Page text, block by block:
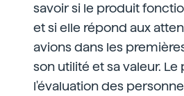
savoir si le produit
et si elle répond aux
avions dans les
son utilité et sa valeur.
l'évaluation des